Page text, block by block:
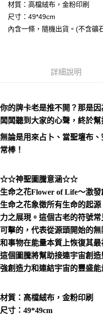
ATM付款
賣家宅配幫您送（台灣）
郵局幫你送（離島）
付款後門市自取
免運費
材質：高檔絨布，金粉印刷
尺寸：49*49cm
內含一條，隨機出貨。(不含礦
詳細說明
你的牌卡老是推不開？那是
闆闆聽到大家的心聲，終於
無論是用來占卜、當聖壇布
常棒！
☆☆神聖圖騰意涵☆☆
生命之花Flower of Life～激
生命之花象徵所有生命的起
力之展現。這個古老的符號
可擊的，代表從源頭開始的
和事物在能量本質上恢復其最
這個圖騰將幫助接連宇宙創
強創造力和連結宇宙的豐盛能
材質：高檔絨布，金粉印刷
尺寸：49*49cm